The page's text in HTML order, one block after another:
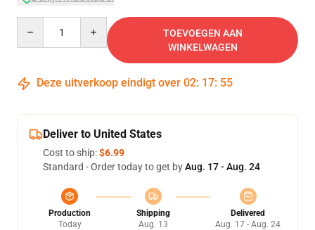
TOEVOEGEN AAN
WINKELWAGEN
Deze uitverkoop eindigt over 02: 17: 54
Deliver to United States
Cost to ship:$6.99
Standard - Order today to get byAug. 17 - Aug. 24
Production
Today
Shipping
Aug. 13
Delivered
Aug. 17 - Aug. 24